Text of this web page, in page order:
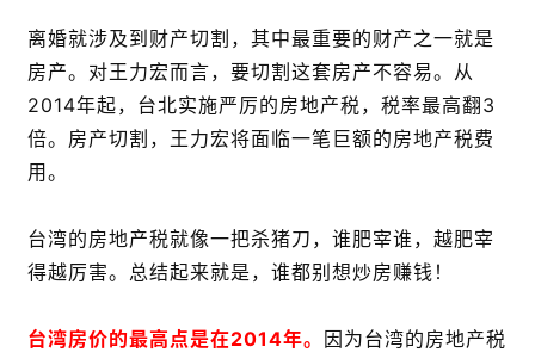
离婚就涉及到财产切割，其中最重要的财产之一就是
房产。对王力宏而言，要切割这套房产不容易。从
2014年起，台北实施严厉的房地产税，税率最高翻3
倍。房产切割，王力宏将面临一笔巨额的房地产税费
用。
台湾的房地产税就像一把杀猪刀，谁肥宰谁，越肥宰
得越厉害。总结起来就是，谁都别想炒房赚钱！
台湾房价的最高点是在2014年。 因为台湾的房地产税